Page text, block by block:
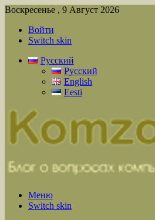
Воскресенье , 9 Август 2026
Войти
Switch skin
Русский
Русский
English
Eesti
Меню
Switch skin